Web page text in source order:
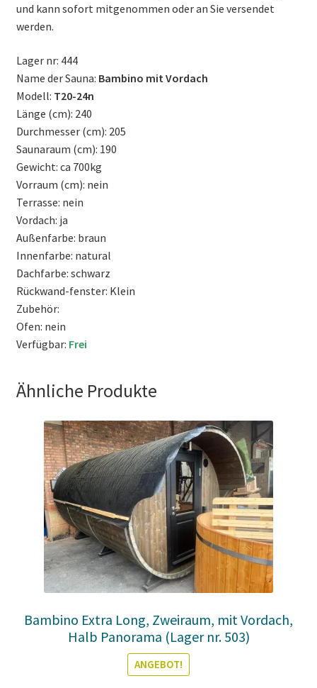
und kann sofort mitgenommen oder an Sie versendet
werden.
Lager nr: 444
Name der Sauna: Bambino mit Vordach
Modell: T20-24n
Länge (cm): 240
Durchmesser (cm): 205
Saunaraum (cm): 190
Gewicht: ca 700kg
Vorraum (cm): nein
Terrasse: nein
Vordach: ja
Außenfarbe: braun
Innenfarbe: natural
Dachfarbe: schwarz
Rückwand-fenster: Klein
Zubehör:
Ofen: nein
Verfügbar: Frei
Ähnliche Produkte
Bambino Extra Long, Zweiraum, mit Vordach,
Halb Panorama (Lager nr. 503)
ANGEBOT!